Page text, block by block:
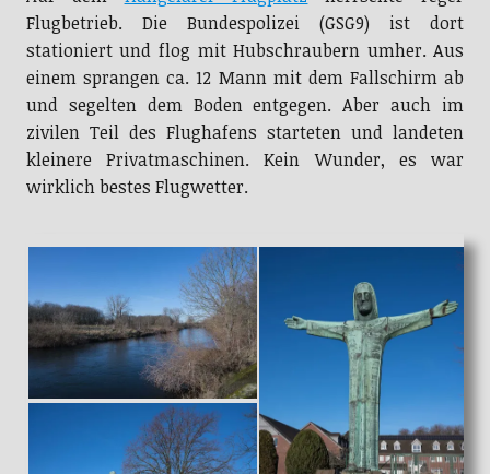
Flugbetrieb. Die Bundespolizei (GSG9) ist dort
stationiert und flog mit Hubschraubern umher. Aus
einem sprangen ca. 12 Mann mit dem Fallschirm ab
und segelten dem Boden entgegen. Aber auch im
zivilen Teil des Flughafens starteten und landeten
kleinere Privatmaschinen. Kein Wunder, es war
wirklich bestes Flugwetter.